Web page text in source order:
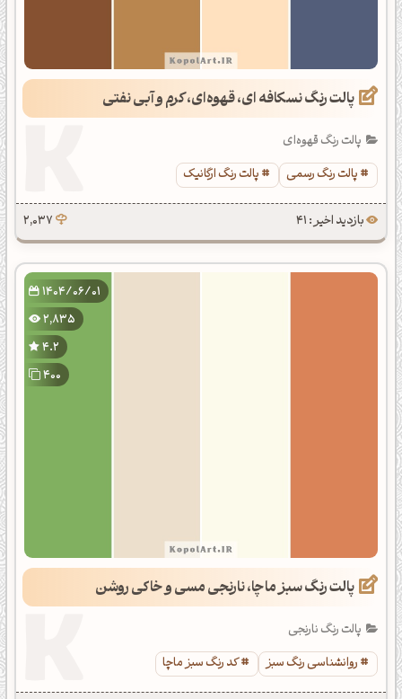
پالت رنگ نسکافه ای، قهوه‌ای، کرم و آبی نفتی
پالت رنگ قهوه‌ای
پالت رنگ رسمی
پالت رنگ ارگانیک
بازدید اخیر : 41 2,037
1404/06/01
2,835
4.2
400
پالت رنگ سبز ماچا، نارنجی مسی و خاکی روشن
پالت رنگ نارنجی
روانشناسی رنگ سبز
کد رنگ سبز ماچا